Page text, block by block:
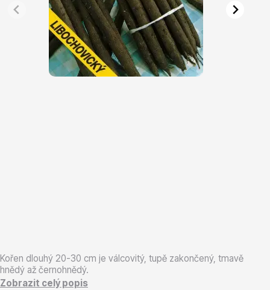
Kořen dlouhý 20-30 cm je válcovitý, tupě zakončený, tmavě
hnědý až černohnědý.
Zobrazit celý popis